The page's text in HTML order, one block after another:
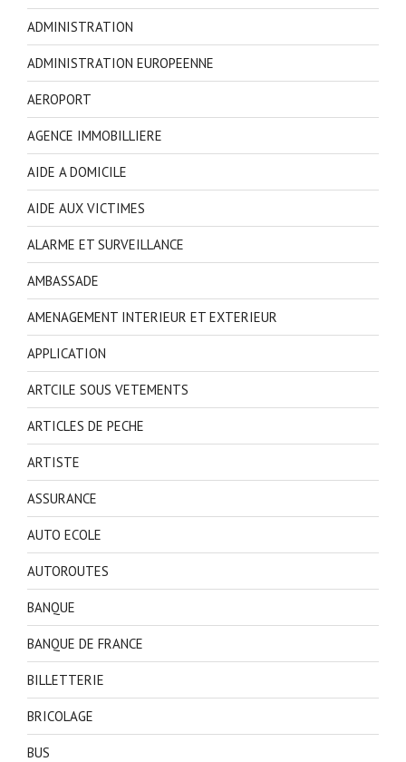
ADMINISTRATION
ADMINISTRATION EUROPEENNE
AEROPORT
AGENCE IMMOBILLIERE
AIDE A DOMICILE
AIDE AUX VICTIMES
ALARME ET SURVEILLANCE
AMBASSADE
AMENAGEMENT INTERIEUR ET EXTERIEUR
APPLICATION
ARTCILE SOUS VETEMENTS
ARTICLES DE PECHE
ARTISTE
ASSURANCE
AUTO ECOLE
AUTOROUTES
BANQUE
BANQUE DE FRANCE
BILLETTERIE
BRICOLAGE
BUS